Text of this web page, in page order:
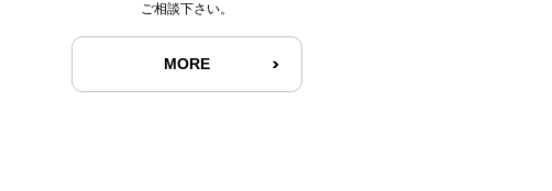
ご相談下さい。
MORE